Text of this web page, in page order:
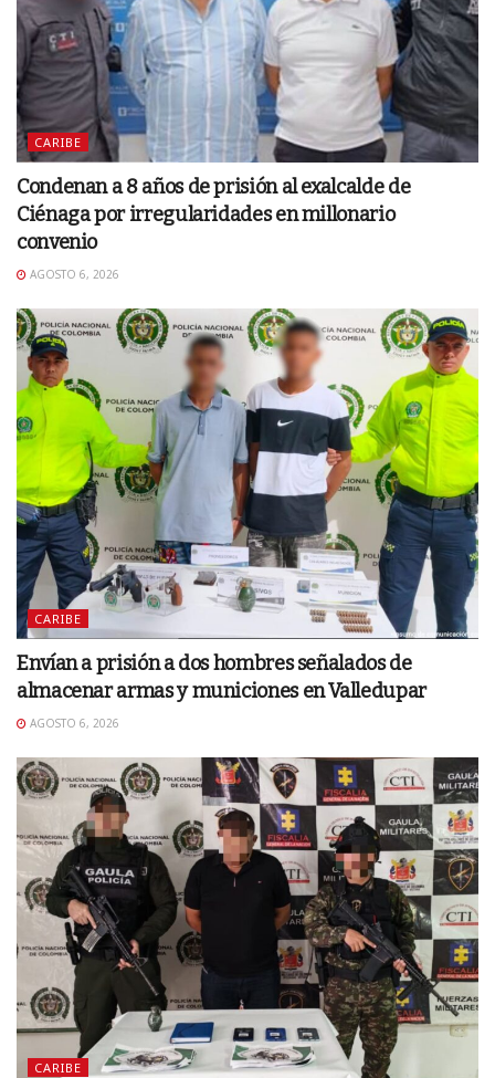
CARIBE
Condenan a 8 años de prisión al exalcalde de
Ciénaga por irregularidades en millonario
convenio
AGOSTO 6, 2026
CARIBE
Envían a prisión a dos hombres señalados de
almacenar armas y municiones en Valledupar
AGOSTO 6, 2026
CARIBE